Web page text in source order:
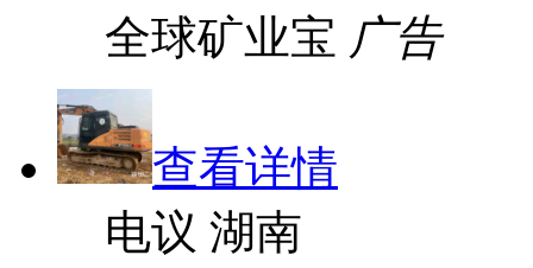
全球矿业宝 广告
查看详情
电议 湖南